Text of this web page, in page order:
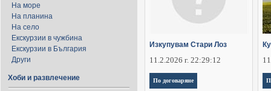
На море
На планина
На село
Екскурзии в чужбина
Екскурзии в България
Други
Хоби и развлечение
Изкупувам Стари Лоз
11.2.2026 г. 22:29:12
По договаряне